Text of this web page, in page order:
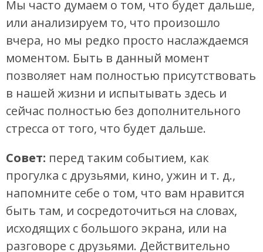
Мы часто думаем о том, что будет дальше,
или анализируем то, что произошло
вчера, но мы редко просто наслаждаемся
моментом. Быть в данный момент
позволяет нам полностью присутствовать
в нашей жизни и испытывать здесь и
сейчас полностью без дополнительного
стресса от того, что будет дальше.
Совет: перед таким событием, как
прогулка с друзьями, кино, ужин и т. д.,
напомните себе о том, что вам нравится
быть там, и сосредоточиться на словах,
исходящих с большого экрана, или на
разговоре с друзьями. Действительно